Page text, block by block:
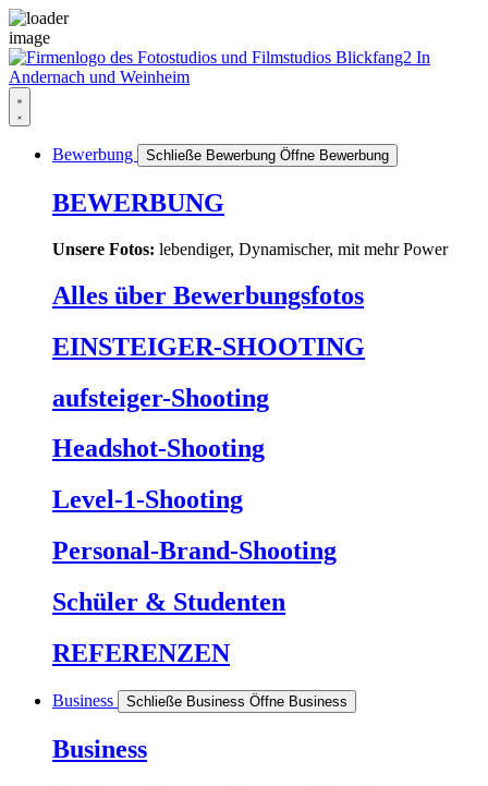
Zum
Inhalt
springen
Bewerbung Schließe Bewerbung Öffne Bewerbung
BEWERBUNG
Unsere Fotos: lebendiger, Dynamischer, mit mehr Power
Alles über Bewerbungsfotos
EINSTEIGER-SHOOTING
aufsteiger-Shooting
Headshot-Shooting
Level-1-Shooting
Personal-Brand-Shooting
Schüler & Studenten
REFERENZEN
Business Schließe Business Öffne Business
Business